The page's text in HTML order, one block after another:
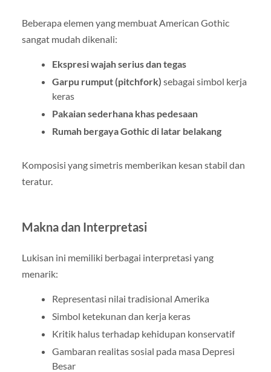
Beberapa elemen yang membuat American Gothic
sangat mudah dikenali:
Ekspresi wajah serius dan tegas
Garpu rumput (pitchfork) sebagai simbol kerja
keras
Pakaian sederhana khas pedesaan
Rumah bergaya Gothic di latar belakang
Komposisi yang simetris memberikan kesan stabil dan
teratur.
Makna dan Interpretasi
Lukisan ini memiliki berbagai interpretasi yang
menarik:
Representasi nilai tradisional Amerika
Simbol ketekunan dan kerja keras
Kritik halus terhadap kehidupan konservatif
Gambaran realitas sosial pada masa Depresi
Besar